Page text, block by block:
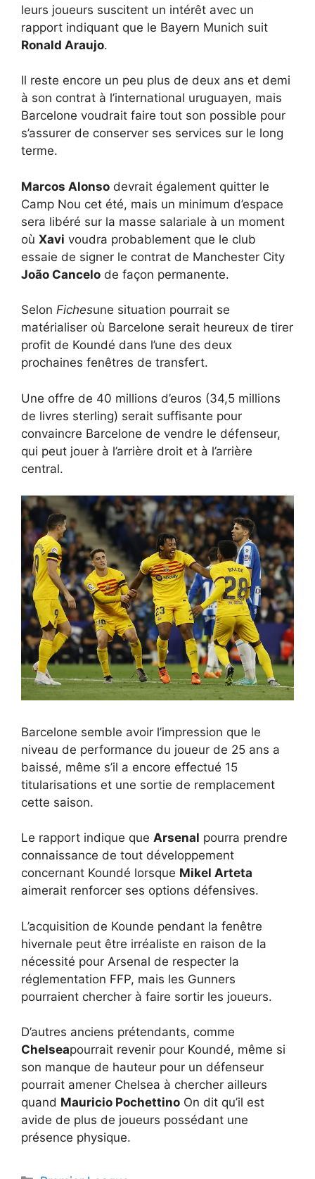
leurs joueurs suscitent un intérêt avec un
rapport indiquant que le Bayern Munich suit
Ronald Araujo.
Il reste encore un peu plus de deux ans et demi
à son contrat à l’international uruguayen, mais
Barcelone voudrait faire tout son possible pour
s’assurer de conserver ses services sur le long
terme.
Marcos Alonso devrait également quitter le
Camp Nou cet été, mais un minimum d’espace
sera libéré sur la masse salariale à un moment
où Xavi voudra probablement que le club
essaie de signer le contrat de Manchester City
João Cancelo de façon permanente.
Selon Fichesune situation pourrait se
matérialiser où Barcelone serait heureux de tirer
profit de Koundé dans l’une des deux
prochaines fenêtres de transfert.
Une offre de 40 millions d’euros (34,5 millions
de livres sterling) serait suffisante pour
convaincre Barcelone de vendre le défenseur,
qui peut jouer à l’arrière droit et à l’arrière
central.
Barcelone semble avoir l’impression que le
niveau de performance du joueur de 25 ans a
baissé, même s’il a encore effectué 15
titularisations et une sortie de remplacement
cette saison.
Le rapport indique que Arsenal pourra prendre
connaissance de tout développement
concernant Koundé lorsque Mikel Arteta
aimerait renforcer ses options défensives.
L’acquisition de Kounde pendant la fenêtre
hivernale peut être irréaliste en raison de la
nécessité pour Arsenal de respecter la
réglementation FFP, mais les Gunners
pourraient chercher à faire sortir les joueurs.
D’autres anciens prétendants, comme
Chelseapourrait revenir pour Koundé, même si
son manque de hauteur pour un défenseur
pourrait amener Chelsea à chercher ailleurs
quand Mauricio Pochettino On dit qu’il est
avide de plus de joueurs possédant une
présence physique.